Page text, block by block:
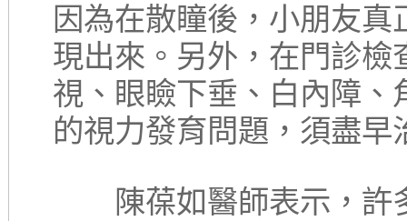
因為在散瞳後，小朋友
現出來。另外，在門診
視、眼瞼下垂、白內障
的視力發育問題，須盡早
陳葆如醫師表示，許